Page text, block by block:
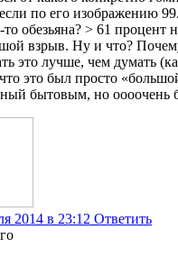
по его изображению
то обезьяна? > 61 процент
взрыв. Ну и что?
это лучше, чем думать
это был просто
бытовым, но оооочень
2014 в 23:12 Ответить